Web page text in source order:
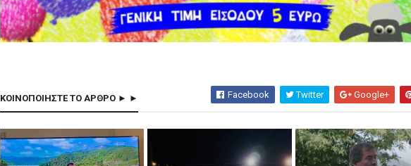
ΚΟΙΝΟΠΟΙΗΣΤΕ ΤΟ ΑΡΘΡΟ ► ► Facebook Twitter Google+